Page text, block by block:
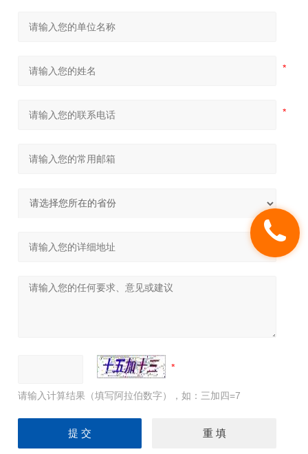
请输入计算结果（填写阿拉伯数字），如：三加四=7